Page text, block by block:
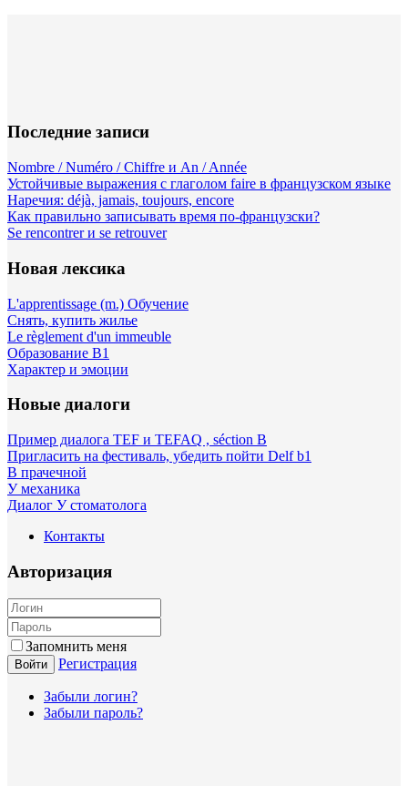
Последние записи
Nombre / Numéro / Chiffre и An / Année
Устойчивые выражения с глаголом faire в французском языке
Наречия: déjà, jamais, toujours, encore
Как правильно записывать время по-французски?
Se rencontrer и se retrouver
Новая лексика
L'apprentissage (m.) Обучение
Снять, купить жилье
Le règlement d'un immeuble
Образование B1
Характер и эмоции
Новые диалоги
Пример диалога TEF и TEFAQ , séction B
Пригласить на фестиваль, убедить пойти Delf b1
В прачечной
У механика
Диалог У стоматолога
Контакты
Авторизация
Запомнить меня
Войти Регистрация
Забыли логин?
Забыли пароль?